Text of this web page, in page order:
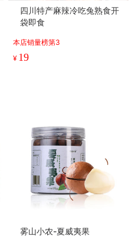
四川特产麻辣冷吃兔熟食开
袋即食
本店销量榜第3
¥ 19
雾山小农-夏威夷果